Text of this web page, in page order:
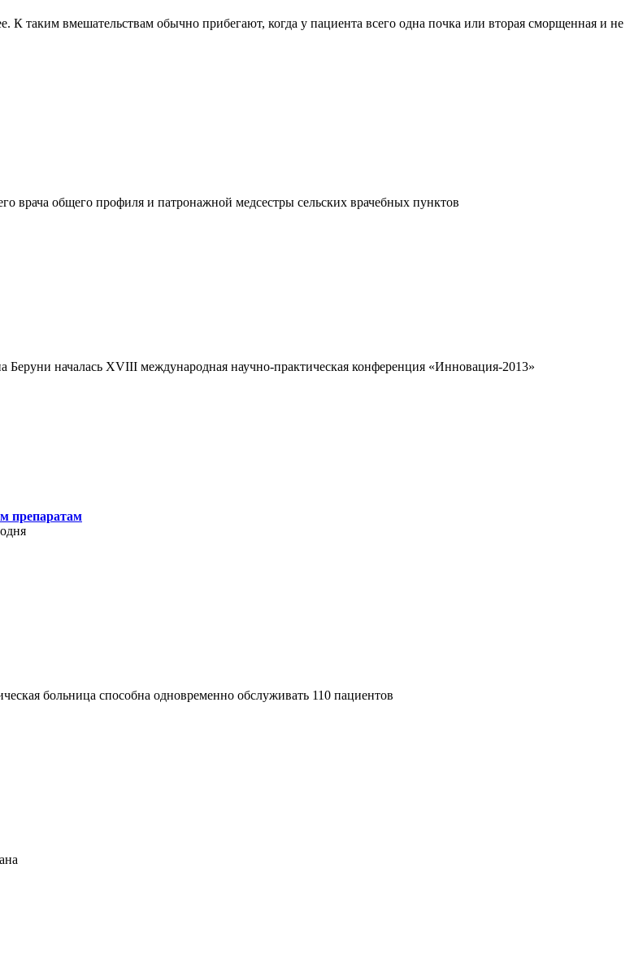
таким вмешательствам обычно прибегают, когда у пациента всего одна почка или вторая сморщенная и не
врача общего профиля и патронажной медсестры сельских врачебных пунктов
началась XVIII международная научно-практическая конференция «Инновация-2013»
препаратам
больница способна одновременно обслуживать 110 пациентов